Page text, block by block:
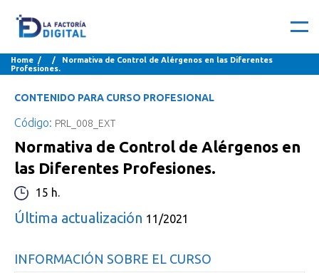
Home / / Normativa de Control de Alérgenos en las Diferentes
Profesiones.
CONTENIDO PARA CURSO PROFESIONAL
Código: PRL_008_EXT
Normativa de Control de Alérgenos en
las Diferentes Profesiones.
15 h.
Última actualización 11/2021
INFORMACIÓN SOBRE EL CURSO